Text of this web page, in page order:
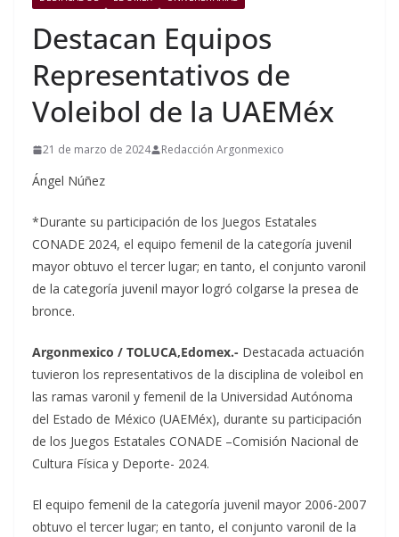
Destacan Equipos
Representativos de
Voleibol de la UAEMéx
21 de marzo de 2024 Redacción Argonmexico
Ángel Núñez
*Durante su participación de los Juegos Estatales
CONADE 2024, el equipo femenil de la categoría juvenil
mayor obtuvo el tercer lugar; en tanto, el conjunto varonil
de la categoría juvenil mayor logró colgarse la presea de
bronce.
Argonmexico / TOLUCA,Edomex.- Destacada actuación
tuvieron los representativos de la disciplina de voleibol en
las ramas varonil y femenil de la Universidad Autónoma
del Estado de México (UAEMéx), durante su participación
de los Juegos Estatales CONADE –Comisión Nacional de
Cultura Física y Deporte- 2024.
El equipo femenil de la categoría juvenil mayor 2006-2007
obtuvo el tercer lugar; en tanto, el conjunto varonil de la